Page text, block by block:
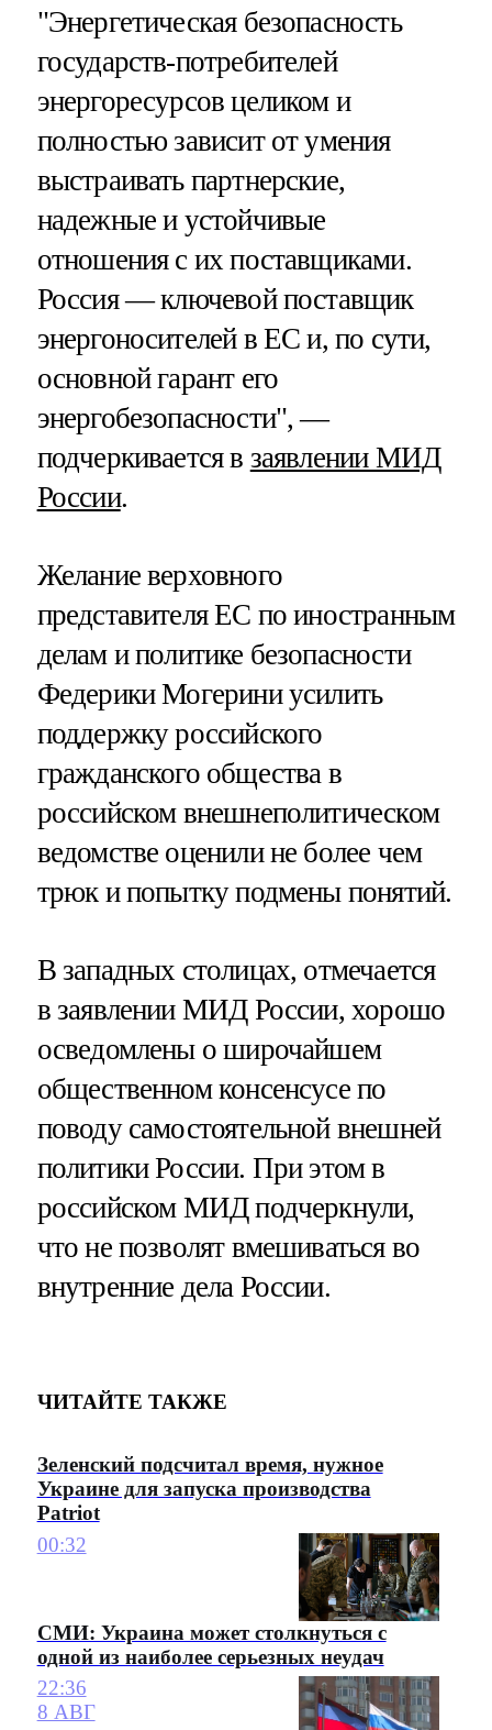
"Энергетическая безопасность
государств-потребителей
энергоресурсов целиком и
полностью зависит от умения
выстраивать партнерские,
надежные и устойчивые
отношения с их поставщиками.
Россия — ключевой поставщик
энергоносителей в ЕС и, по сути,
основной гарант его
энергобезопасности", —
подчеркивается в заявлении МИД
России.
Желание верховного
представителя ЕС по иностранным
делам и политике безопасности
Федерики Могерини усилить
поддержку российского
гражданского общества в
российском внешнеполитическом
ведомстве оценили не более чем
трюк и попытку подмены понятий.
В западных столицах, отмечается
в заявлении МИД России, хорошо
осведомлены о широчайшем
общественном консенсусе по
поводу самостоятельной внешней
политики России. При этом в
российском МИД подчеркнули,
что не позволят вмешиваться во
внутренние дела России.
ЧИТАЙТЕ ТАКЖЕ
Зеленский подсчитал время, нужное
Украине для запуска производства
Patriot
00:32
СМИ: Украина может столкнуться с
одной из наиболее серьезных неудач
22:36
8 АВГ